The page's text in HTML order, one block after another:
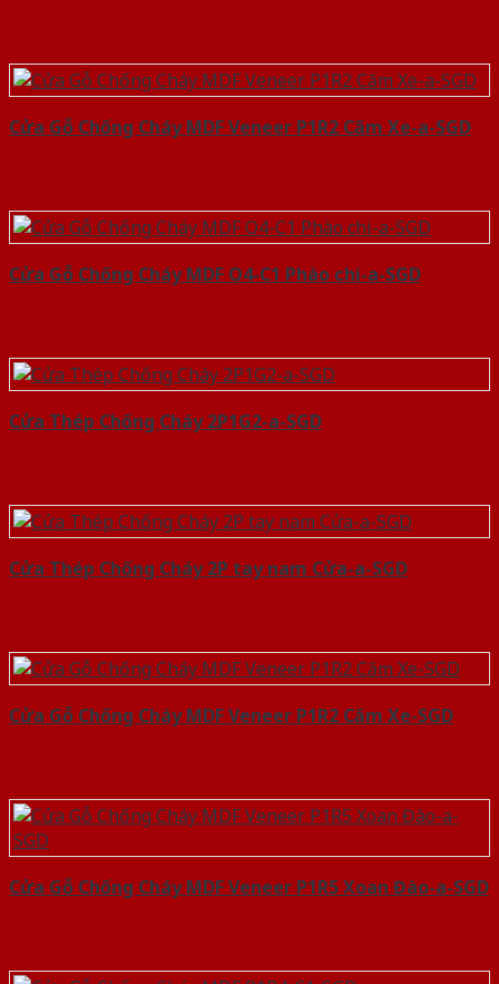
Cửa Gỗ Chống Cháy MDF Veneer P1R2 Căm Xe-a-SGD
Cửa Gỗ Chống Cháy MDF O4-C1 Phào chi-a-SGD
Cửa Thép Chống Cháy 2P1G2-a-SGD
Cửa Thép Chống Cháy 2P tay nam Cửa-a-SGD
Cửa Gỗ Chống Cháy MDF Veneer P1R2 Căm Xe-SGD
Cửa Gỗ Chống Cháy MDF Veneer P1R5 Xoan Đào-a-SGD